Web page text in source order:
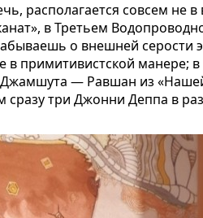
располагается совсем не
в Третьем
о внешней серости
в примитивистской манере; в
Джамшута — Равшан из
сразу три Джонни Деппа в